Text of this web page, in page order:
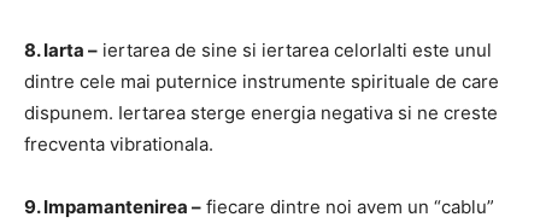
8. Iarta – iertarea de sine si iertarea celorlalti este unul
dintre cele mai puternice instrumente spirituale de care
dispunem. Iertarea sterge energia negativa si ne creste
frecventa vibrationala.
9. Impamantenirea – fiecare dintre noi avem un “cablu”